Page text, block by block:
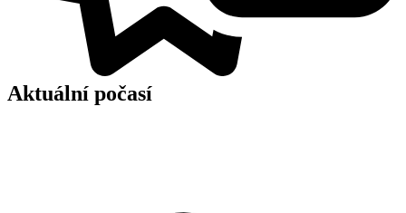
Aktuální počasí